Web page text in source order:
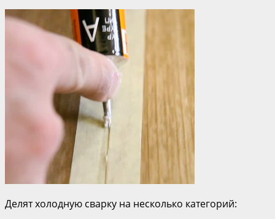
Делят холодную сварку на несколько категорий: